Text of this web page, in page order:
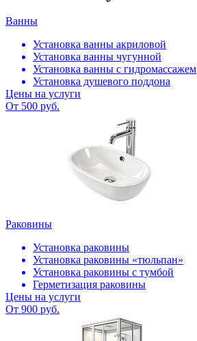
Ванны
Установка ванны акриловой
Установка ванны чугунной
Установка ванны с гидромассажем
Установка душевого поддона
Цены на услуги
От 500 руб.
Раковины
Установка раковины
Установка раковины «тюльпан»
Установка раковины с тумбой
Герметизация раковины
Цены на услуги
От 900 руб.